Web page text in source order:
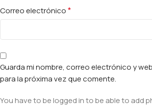
Correo electrónico*
Guarda mi nombre, correo electrónico y
para la próxima vez que comente.
You have to be logged in to be able to add